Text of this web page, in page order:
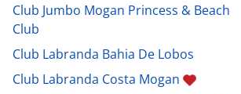
Club Jumbo Mogan Princess & Beach
Club
Club Labranda Bahia De Lobos
Club Labranda Costa Mogan